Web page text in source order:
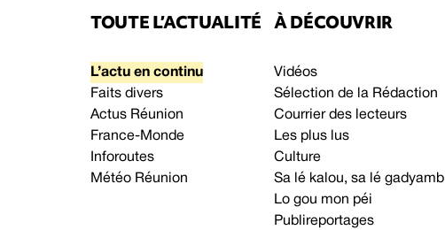
TOUTE L’ACTUALITÉ
L’actu en continu
Faits divers
Actus Réunion
France-Monde
Inforoutes
Météo Réunion
À DÉCOUVRIR
Vidéos
Sélection de la Rédaction
Courrier des lecteurs
Les plus lus
Culture
Sa lé kalou, sa lé gadyamb
Lo gou mon péi
Publireportages